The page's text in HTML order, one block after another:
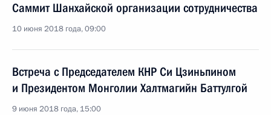
Саммит Шанхайской организации сотрудничества
10 июня 2018 года, 09:00
Встреча с Председателем КНР Си Цзиньпином
и Президентом Монголии Халтмагийн Баттулгой
9 июня 2018 года, 15:00